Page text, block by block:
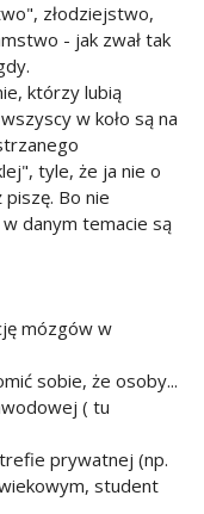
złodziejstwo,
- jak zwał tak
którzy lubią
w koło są na
tyle, że ja nie o
Bo nie
danym temacie są
mózgów w
sobie, że osoby...
( tu
prywatnej (np.
student